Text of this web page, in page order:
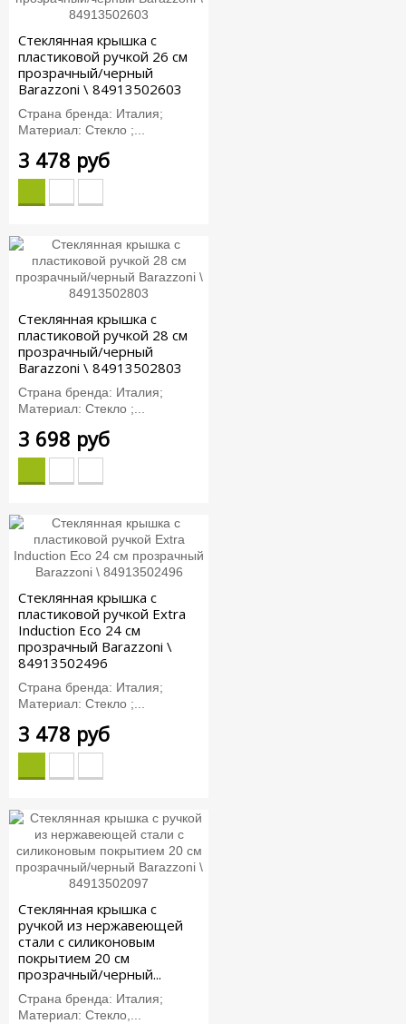
Стеклянная крышка с
пластиковой ручкой 26 см
прозрачный/черный
Barazzoni \ 84913502603
Страна бренда: Италия;
Материал: Стекло ;...
3 478 руб
Стеклянная крышка с
пластиковой ручкой 28 см
прозрачный/черный
Barazzoni \ 84913502803
Страна бренда: Италия;
Материал: Стекло ;...
3 698 руб
Стеклянная крышка с
пластиковой ручкой Extra
Induction Eco 24 см
прозрачный Barazzoni \
84913502496
Страна бренда: Италия;
Материал: Стекло ;...
3 478 руб
Стеклянная крышка с
ручкой из нержавеющей
стали с силиконовым
покрытием 20 см
прозрачный/черный...
Страна бренда: Италия;
Материал: Стекло,...